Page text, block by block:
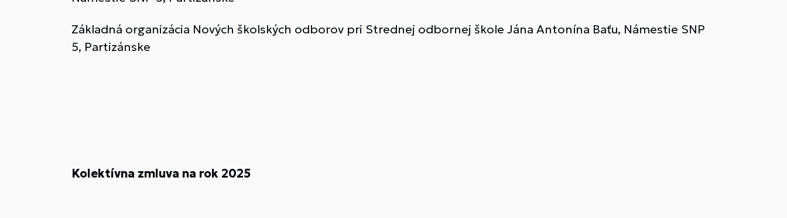
Základná organizácia Nových školských odborov pri Strednej odbornej škole Jána Antonína Baťu, Námestie SNP
5, Partizánske
Kolektívna zmluva na rok 2025